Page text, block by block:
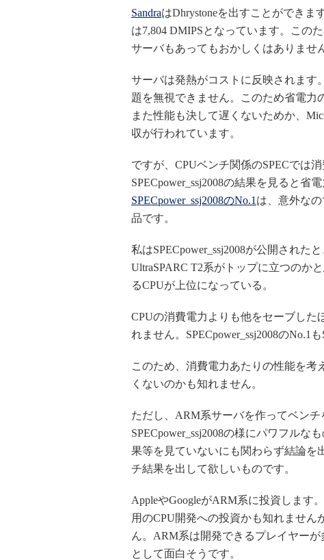
SandraはDhrystoneを出すことができま
は7,804 DMIPSとなっています。この
サーバもあってもおかしくはありませ
サーバは発熱がコストに反映されます
題を無視できません。このため省電力
また性能も決して遅くないためか、
収が行われています。
ですが、CPUベンチ関係のSPECでは
SPECpower_ssj2008の結果を見ると省
SPECpower_ssj2008のNo.1 は、意外な
品です。
私はSPECpower_ssj2008が公開された
UltraSPARC T2系がトップに立つのか
るCPUが上位になっている。
CPUの消費電力よりも他をセーブした
れません。SPECpower_ssj2008のNo.1
このため、消費電力あたりの性能を考
くないのかも知れません。
ただし、ARM系サーバを作ってベン
SPECpower_ssj2008の様にパワフル
果等を見ていないにも関わらず結論を
チ結果を出して欲しいものです。
AppleやGoogleがARM系に投資します
用のCPU開発への投資かも知れませ
ん。ARM系は開発できるプレイヤー
として面白そうです。